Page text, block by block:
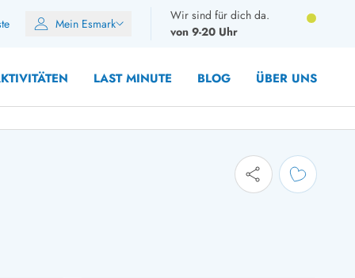
Mein Esmark
Wir sind für dich da.
von 9-20 Uhr
LAST MINUTE BLOG ÜBER UNS